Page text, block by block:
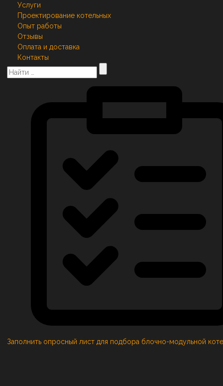
Услуги
Проектирование котельных
Опыт работы
Отзывы
Оплата и доставка
Контакты
Заполнить опросный лист для подбора блочно-модульной